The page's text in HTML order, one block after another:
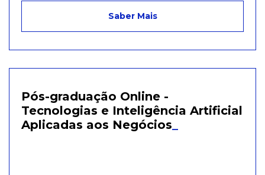
Saber Mais
Pós-graduação Online -
Tecnologias e Inteligência Artificial
Aplicadas aos Negócios